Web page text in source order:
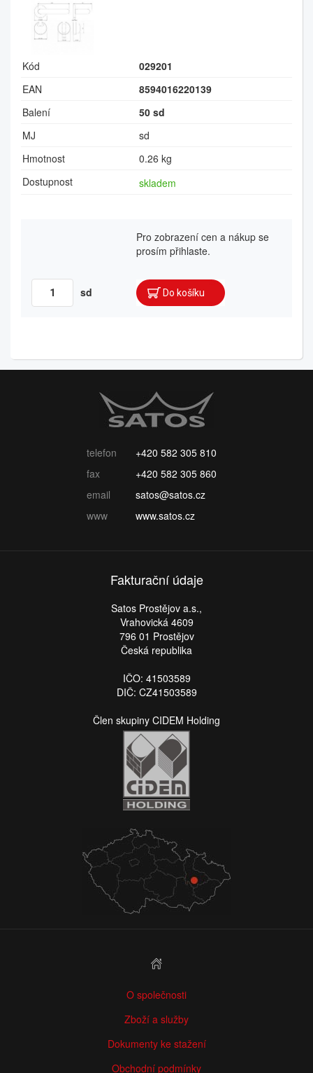
Kód
029201
EAN
8594016220139
Balení
50 sd
MJ
sd
Hmotnost
0.26 kg
Dostupnost
skladem
Pro zobrazení cen a nákup se
prosím přihlaste.
sd
telefon
+420 582 305 810
fax
+420 582 305 860
email
satos@satos.cz
www
www.satos.cz
Fakturační údaje
Satos Prostějov a.s.,
Vrahovická 4609
796 01 Prostějov
Česká republika
IČO: 41503589
DIČ: CZ41503589
Člen skupiny CIDEM Holding
O společnosti
Zboží a služby
Dokumenty ke stažení
Obchodní podmínky